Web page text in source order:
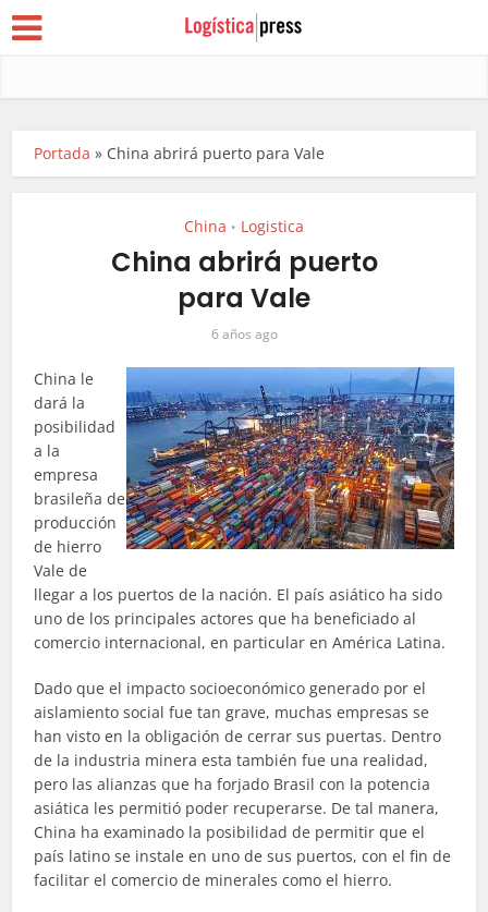
Portada » China abrirá puerto para Vale
China • Logistica
China abrirá puerto
para Vale
6 años ago
China le
dará la
posibilidad
a la
empresa
brasileña de
producción
de hierro
Vale de
llegar a los puertos de la nación. El país asiático ha sido
uno de los principales actores que ha beneficiado al
comercio internacional, en particular en América Latina.
Dado que el impacto socioeconómico generado por el
aislamiento social fue tan grave, muchas empresas se
han visto en la obligación de cerrar sus puertas. Dentro
de la industria minera esta también fue una realidad,
pero las alianzas que ha forjado Brasil con la potencia
asiática les permitió poder recuperarse. De tal manera,
China ha examinado la posibilidad de permitir que el
país latino se instale en uno de sus puertos, con el fin de
facilitar el comercio de minerales como el hierro.